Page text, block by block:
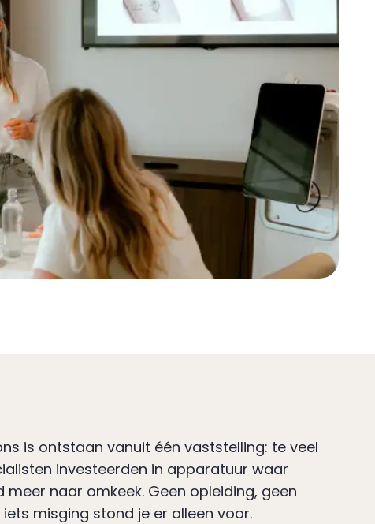
is ontstaan vanuit één vaststelling: te veel
investeerden in apparatuur waar
naar omkeek. Geen opleiding, geen
misging stond je er alleen voor.